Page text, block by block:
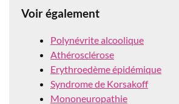
Voir également
Polynévrite alcoolique
Athérosclérose
Erythroedème épidémique
Syndrome de Korsakoff
Mononeuropathie